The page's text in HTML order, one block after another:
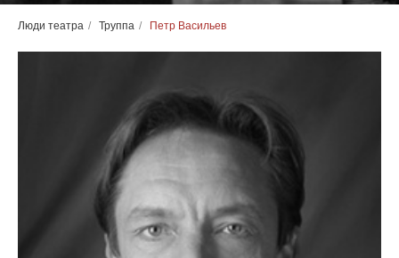
Люди театра / Труппа / Петр Васильев